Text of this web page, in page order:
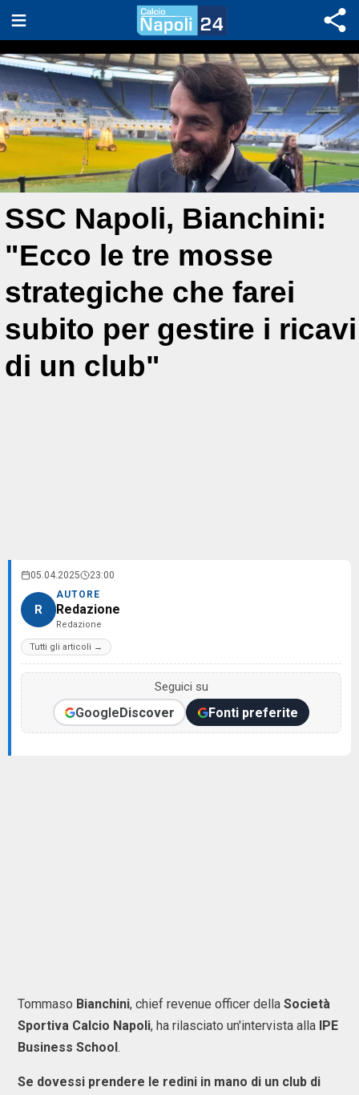
SSC Napoli, Bianchini:
"Ecco le tre mosse
strategiche che farei
subito per gestire i ricavi
di un club"
05.04.2025 23:00
R
AUTORE
Redazione
Redazione
Tutti gli articoli →
Seguici su
GoogleDiscover Fonti preferite
Tommaso Bianchini, chief revenue officer della Società
Sportiva Calcio Napoli, ha rilasciato un'intervista alla IPE
Business School.
Se dovessi prendere le redini in mano di un club di